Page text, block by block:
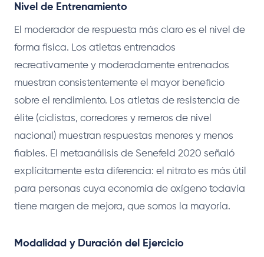
Nivel de Entrenamiento
El moderador de respuesta más claro es el nivel de
forma física. Los atletas entrenados
recreativamente y moderadamente entrenados
muestran consistentemente el mayor beneficio
sobre el rendimiento. Los atletas de resistencia de
élite (ciclistas, corredores y remeros de nivel
nacional) muestran respuestas menores y menos
fiables. El metaanálisis de Senefeld 2020 señaló
explícitamente esta diferencia: el nitrato es más útil
para personas cuya economía de oxígeno todavía
tiene margen de mejora, que somos la mayoría.
Modalidad y Duración del Ejercicio